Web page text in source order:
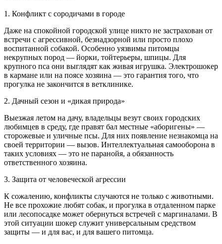
1. Конфликт с сородичами в городе
Даже на спокойной городской улице никто не застрахован от
встречи с агрессивной, безнадзорной или просто плохо
воспитанной собакой. Особенно уязвимы питомцы
некрупных пород — йорки, тойтерьеры, шпицы. Для
крупного пса они выглядят как живая игрушка. Электрошокер
в кармане или на поясе хозяина — это гарантия того, что
прогулка не закончится в ветклинике.
2. Дачный сезон и «дикая природа»
Выезжая летом на дачу, владельцы везут своих городских
любимцев в среду, где правят бал местные «аборигены» —
сторожевые и уличные псы. Для них появление незнакомца на
своей территории — вызов. Интеллектуальная самооборона в
таких условиях — это не паранойя, а обязанность
ответственного хозяина.
3. Защита от человеческой агрессии
К сожалению, конфликты случаются не только с животными.
Не все прохожие любят собак, и прогулка в отдаленном парке
или лесопосадке может обернуться встречей с маргиналами. В
этой ситуации шокер служит универсальным средством
защиты — и для вас, и для вашего питомца.